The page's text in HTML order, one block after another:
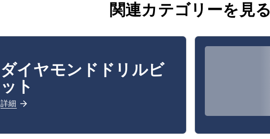
関連カテゴリーを見る
ダイヤモンドドリルビ
ット
詳細